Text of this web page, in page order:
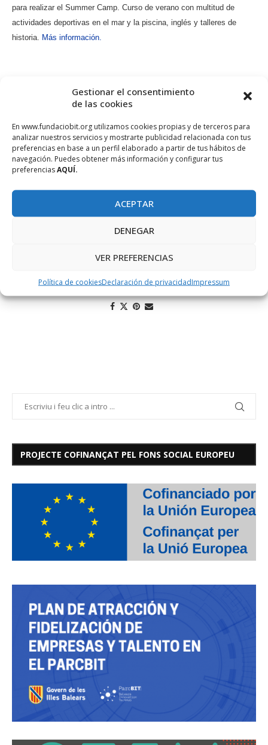
Gestionar el consentimiento
de las cookies
En www.fundaciobit.org utilizamos cookies propias y de terceros para
analizar nuestros servicios y mostrarte publicidad relacionada con tus
preferencias en base a un perfil elaborado a partir de tus hábitos de
navegación. Puedes obtener más información y configurar tus
preferenciasAQUÍ.
ACEPTAR
DENEGAR
VER PREFERENCIAS
Política de cookiesDeclaración de privacidadImpressum
para realizar el Summer Camp. Curso de verano con multitud de
actividades deportivas en el mar y la piscina, inglés y talleres de
historia. Más información.
4a convocatoria de los Premios Ruralapps.
Premio Pime 2017 de la Cámara de Comercio y Banco
Premio Ara Balears a la iniciativa económica.
Locales disponibles en el ParcBit
PROJECTE COFINANÇAT PEL FONS SOCIAL EUROPEU